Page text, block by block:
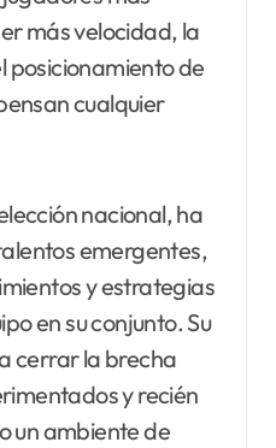
más velocidad, la
posicionamiento de
cualquier
nacional, ha
emergentes,
y estrategias
en su conjunto. Su
cerrar la brecha
y recién
un ambiente de